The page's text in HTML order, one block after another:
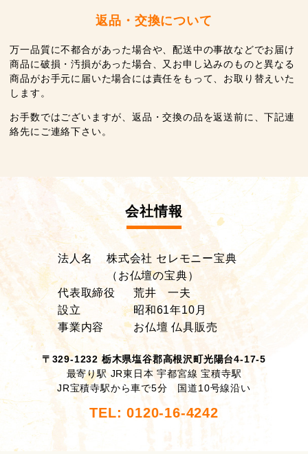
返品・交換について
万一品質に不都合があった場合や、配送中の事故などでお届け
商品に破損・汚損があった場合、又お申し込みのものと異なる
商品がお手元に届いた場合には責任をもって、お取り替えいた
します。
お手数ではございますが、返品・交換の品を返送前に、下記連
絡先にご連絡下さい。
会社情報
法人名
株式会社 セレモニー宝典
（お仏壇の宝典）
代表取締役
荒井 一夫
設立
昭和61年10月
事業内容
お仏壇 仏具販売
〒329-1232 栃木県塩谷郡高根沢町光陽台4-17-5
最寄り駅 JR東日本 宇都宮線 宝積寺駅
JR宝積寺駅から車で5分 国道10号線沿い
TEL: 0120-16-4242